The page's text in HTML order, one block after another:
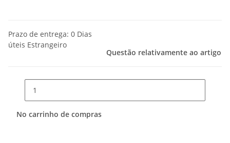
Prazo de entrega: 0 Dias
úteis Estrangeiro
Questão relativamente ao artigo
No carrinho de compras